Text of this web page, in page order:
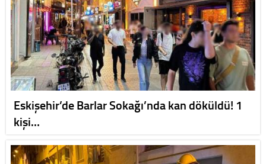
Eskişehir’de Barlar Sokağı’nda kan döküldü! 1
kişi…